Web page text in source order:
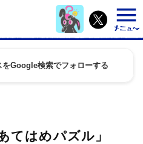
をGoogle検索でフォローする
てはめパズル」